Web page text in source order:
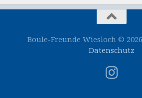
Boule-Freunde Wiesloch ©
Datenschutz